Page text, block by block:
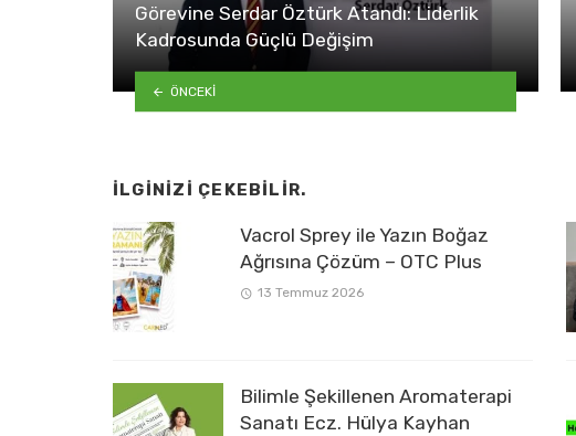
Görevine Serdar Öztürk Atandı: Liderlik
Kadrosunda Güçlü Değişim
ÖNCEKI
İLGINIZI ÇEKEBILIR.
Vacrol Sprey ile Yazın Boğaz
Ağrısına Çözüm – OTC Plus
13 Temmuz 2026
Bilimle Şekillenen Aromaterapi
Sanatı Ecz. Hülya Kayhan